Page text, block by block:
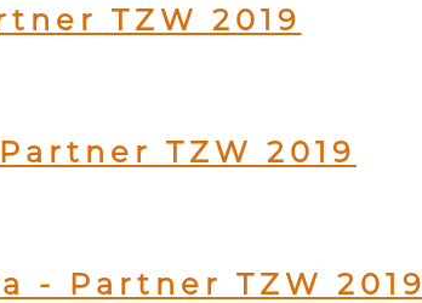
TZW 2019
TZW 2019
- Partner TZW 2019